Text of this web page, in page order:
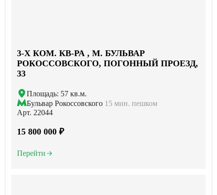
3-X КОМ. КВ-РА , М. БУЛЬВАР
РОКОССОВСКОГО, ПОГОННЫЙ ПРОЕЗД,
33
Площадь: 57 кв.м.
Бульвар Рокоссовского 15 мин. пешком
Арт. 22044
15 800 000 ₽
Перейти